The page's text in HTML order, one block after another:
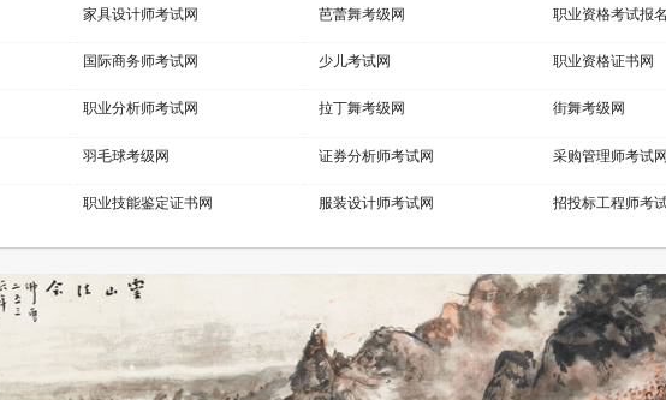
家具设计师考试网 芭蕾舞考级网 职业资格考试报
国际商务师考试网 少儿考试网 职业资格证书网
职业分析师考试网 拉丁舞考级网 街舞考级网
羽毛球考级网 证券分析师考试网 采购管理师考试网
职业技能鉴定证书网 服装设计师考试网 招投标工程师考
Bim工程师考试网 展示设计师考试网 少儿考试网
智能财税师考试网 摄影师考试网 易学风水师考试
礼仪考级网 室内设计师考试网 模特考级网
击剑考级网 钢琴考级网 建筑八大员考试